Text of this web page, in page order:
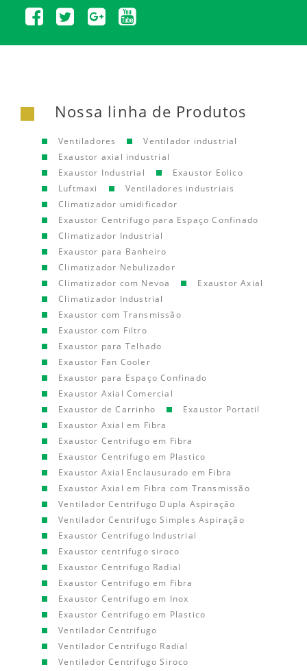
Nossa linha de Produtos
Ventiladores
Ventilador industrial
Exaustor axial industrial
Exaustor Industrial
Exaustor Eolico
Luftmaxi
Ventiladores industriais
Climatizador umidificador
Exaustor Centrifugo para Espaço Confinado
Climatizador Industrial
Exaustor para Banheiro
Climatizador Nebulizador
Climatizador com Nevoa
Exaustor Axial
Climatizador Industrial
Exaustor com Transmissão
Exaustor com Filtro
Exaustor para Telhado
Exaustor Fan Cooler
Exaustor para Espaço Confinado
Exaustor Axial Comercial
Exaustor de Carrinho
Exaustor Portatil
Exaustor Axial em Fibra
Exaustor Centrifugo em Fibra
Exaustor Centrifugo em Plastico
Exaustor Axial Enclausurado em Fibra
Exaustor Axial em Fibra com Transmissão
Ventilador Centrifugo Dupla Aspiração
Ventilador Centrifugo Simples Aspiração
Exaustor Centrifugo Industrial
Exaustor centrifugo siroco
Exaustor Centrifugo Radial
Exaustor Centrifugo em Fibra
Exaustor Centrifugo em Inox
Exaustor Centrifugo em Plastico
Ventilador Centrifugo
Ventilador Centrifugo Radial
Ventilador Centrifugo Siroco